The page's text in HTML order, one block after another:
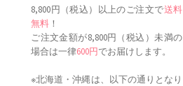
8,800円（税込）以上のご注文で送料
無料 ！
ご注文金額が8,800円（税込）未満の
場合は一律600円でお届けします。
※北海道・沖縄は、以下の通りとなり